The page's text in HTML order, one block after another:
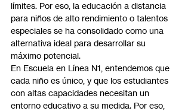
límites. Por eso, la educación a distancia
para niños de alto rendimiento o talentos
especiales se ha consolidado como una
alternativa ideal para desarrollar su
máximo potencial.
En Escuela en Línea N1, entendemos que
cada niño es único, y que los estudiantes
con altas capacidades necesitan un
entorno educativo a su medida. Por eso,